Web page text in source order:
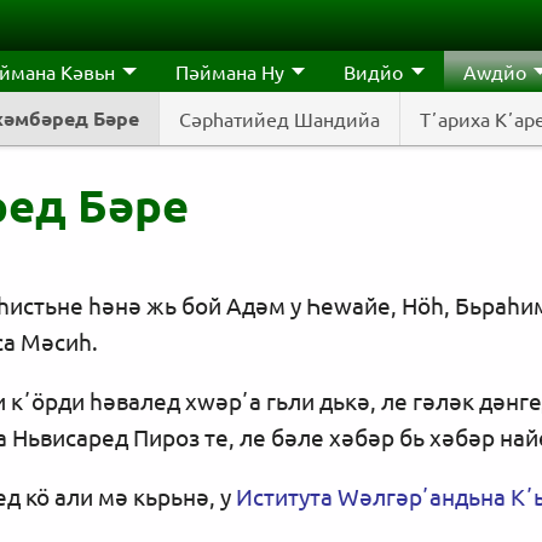
Кәвьн Пәймана Ну Видйо Аwдйо
Бәре Сәрһатийед Шандийа Тʼариха
Бәре
һәнә жь бой Адәм у Һеwайе, Нӧһ,
Мәсиһ.
һәвалед хwәрʼа гьли дькә, ле гәләк
Ньвисаред Пироз те, ле бәле хәбәр бь хәбәр
кӧ али мә кьрьнә, у Иститута Wәлгәрʼандьна